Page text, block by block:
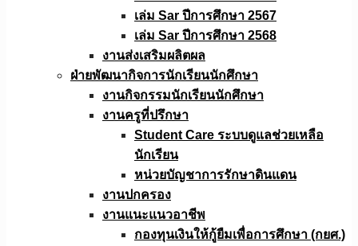
เล่ม Sar ปีการศึกษา 2567
เล่ม Sar ปีการศึกษา 2568
งานส่งเสริมผลิตผล
ฝ่ายพัฒนากิจการนักเรียนนักศึกษา
งานกิจกรรมนักเรียนนักศึกษา
งานครูที่ปรึกษา
Student Care ระบบดูแลช่วยเหลือ
นักเรียน
หน่วยบัญชาการรักษาดินแดน
งานปกครอง
งานแนะแนวอาชีพ
กองทุนเงินให้กู้ยืมเพื่อการศึกษา (กยศ.)